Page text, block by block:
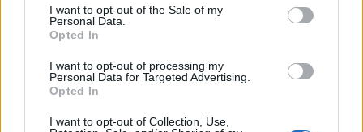
I want to opt-out of the Sale of my
Personal Data.
Opted In
I want to opt-out of processing my
Personal Data for Targeted Advertising.
Opted In
I want to opt-out of Collection, Use,
sul fatto che questo o un altro laboratorio di
Wuhan fosse la fonte del virus, anche se non sono
I funzionari Usa che visitarono il laboratorio
furono a tal punto preoccupati per quello che